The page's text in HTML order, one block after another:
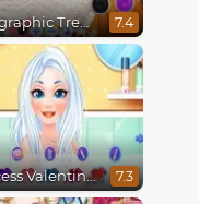
Holographic Trends 7.4
Princess Valentine's Day Catfish 7.3